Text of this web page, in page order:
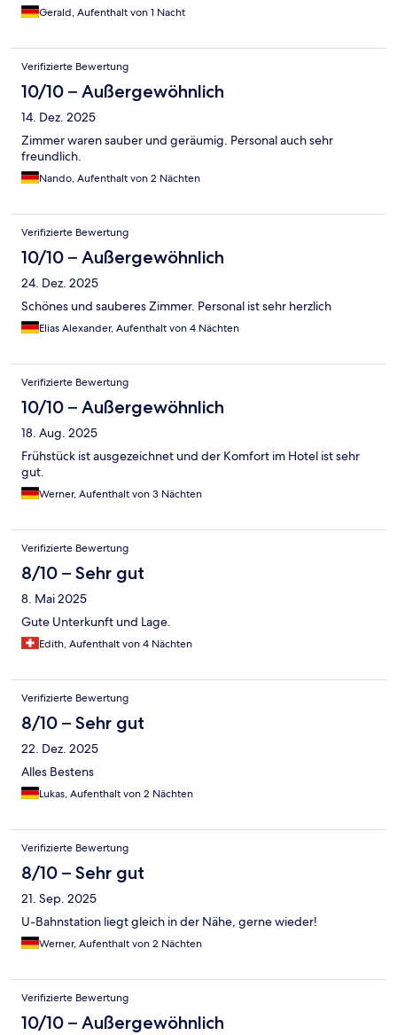
Gerald, Aufenthalt von 1 Nacht
Verifizierte Bewertung
10/10 – Außergewöhnlich
14. Dez. 2025
Zimmer waren sauber und geräumig. Personal auch sehr
freundlich.
Nando, Aufenthalt von 2 Nächten
Verifizierte Bewertung
10/10 – Außergewöhnlich
24. Dez. 2025
Schönes und sauberes Zimmer. Personal ist sehr herzlich
Elias Alexander, Aufenthalt von 4 Nächten
Verifizierte Bewertung
10/10 – Außergewöhnlich
18. Aug. 2025
Frühstück ist ausgezeichnet und der Komfort im Hotel ist sehr
gut.
Werner, Aufenthalt von 3 Nächten
Verifizierte Bewertung
8/10 – Sehr gut
8. Mai 2025
Gute Unterkunft und Lage.
Edith, Aufenthalt von 4 Nächten
Verifizierte Bewertung
8/10 – Sehr gut
22. Dez. 2025
Alles Bestens
Lukas, Aufenthalt von 2 Nächten
Verifizierte Bewertung
8/10 – Sehr gut
21. Sep. 2025
U-Bahnstation liegt gleich in der Nähe, gerne wieder!
Werner, Aufenthalt von 2 Nächten
Verifizierte Bewertung
10/10 – Außergewöhnlich